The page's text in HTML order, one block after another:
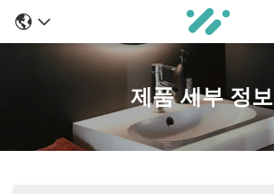
제품 세부 정보